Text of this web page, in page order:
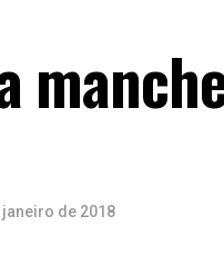
janeiro de 2018